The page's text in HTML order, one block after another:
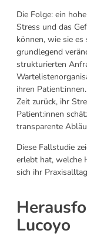
Die Folge: ein
Stress und das
können, wie sie
grundlegend
strukturierten
ihren
Zeit zurück, ihr
Patient:innen
transparente
Diese Fallstudie
erlebt hat, welche
sich ihr
Lucoyo